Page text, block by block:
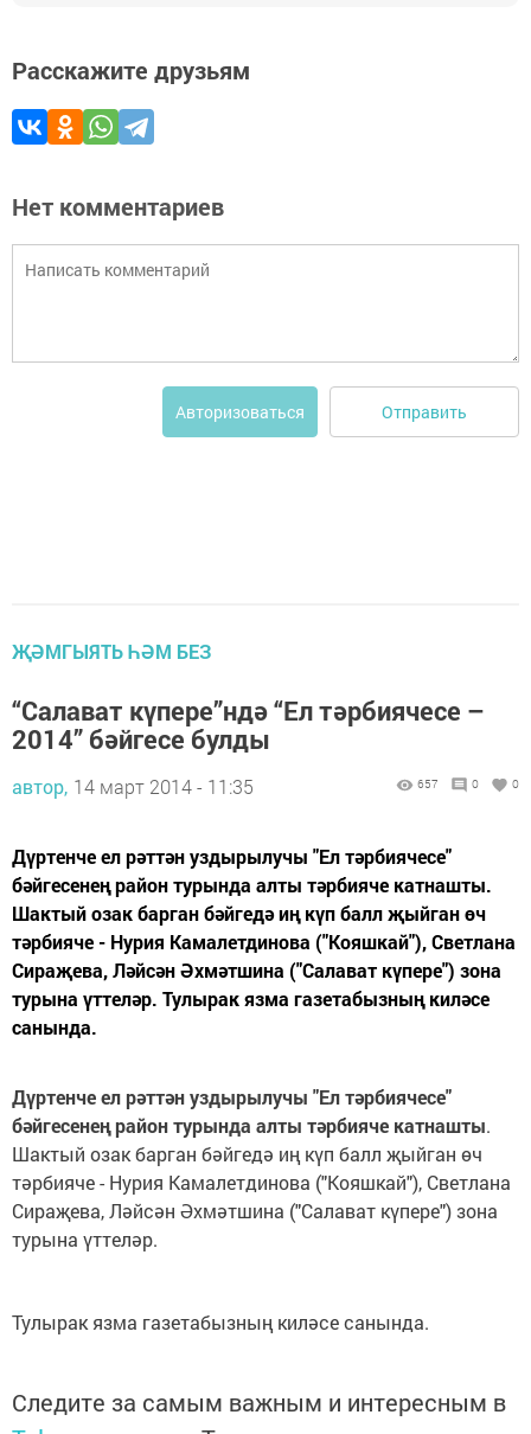
Расскажите друзьям
Нет комментариев
Авторизоваться Отправить
ҖӘМГЫЯТЬ ҺӘМ БЕЗ
“Салават күпере”ндә “Ел тәрбиячесе –
2014” бәйгесе булды
автор, 14 март 2014 - 11:35 657 0 0
Дүртенче ел рәттән уздырылучы "Ел тәрбиячесе"
бәйгесенең район турында алты тәрбияче катнашты.
Шактый озак барган бәйгедә иң күп балл җыйган өч
тәрбияче - Нурия Камалетдинова ("Кояшкай"), Светлана
Сираҗева, Ләйсән Әхмәтшина ("Салават күпере") зона
турына үттеләр. Тулырак язма газетабызның киләсе
санында.
Дүртенче ел рәттән уздырылучы "Ел тәрбиячесе"
бәйгесенең район турында алты тәрбияче катнашты.
Шактый озак барган бәйгедә иң күп балл җыйган өч
тәрбияче - Нурия Камалетдинова ("Кояшкай"), Светлана
Сираҗева, Ләйсән Әхмәтшина ("Салават күпере") зона
турына үттеләр.
Тулырак язма газетабызның киләсе санында.
Следите за самым важным и интересным в